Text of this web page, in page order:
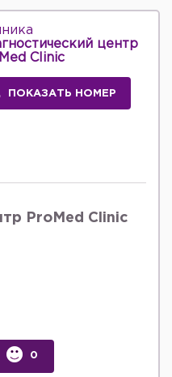
центр
Clinic
ПОКАЗАТЬ НОМЕР
ProMed Clinic
0